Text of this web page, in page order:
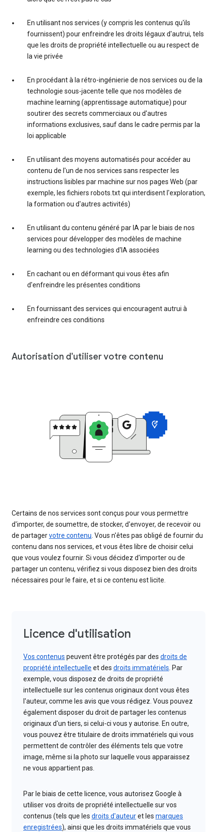
En utilisant nos services (y compris les contenus qu'ils
fournissent) pour enfreindre les droits légaux d'autrui, tels
que les droits de propriété intellectuelle ou au respect de
la vie privée
En procédant à la rétro-ingénierie de nos services ou de la
technologie sous-jacente telle que nos modèles de
machine learning (apprentissage automatique) pour
soutirer des secrets commerciaux ou d'autres
informations exclusives, sauf dans le cadre permis par la
loi applicable
En utilisant des moyens automatisés pour accéder au
contenu de l'un de nos services sans respecter les
instructions lisibles par machine sur nos pages Web (par
exemple, les fichiers robots.txt qui interdisent l'exploration,
la formation ou d'autres activités)
En utilisant du contenu généré par IA par le biais de nos
services pour développer des modèles de machine
learning ou des technologies d'IA associées
En cachant ou en déformant qui vous êtes afin
d'enfreindre les présentes conditions
En fournissant des services qui encouragent autrui à
enfreindre ces conditions
Autorisation d'utiliser votre contenu
Certains de nos services sont conçus pour vous permettre
d'importer, de soumettre, de stocker, d'envoyer, de recevoir ou
de partagervotre contenu. Vous n'êtes pas obligé de fournir du
contenu dans nos services, et vous êtes libre de choisir celui
que vous voulez fournir. Si vous décidez d'importer ou de
partager un contenu, vérifiez si vous disposez bien des droits
nécessaires pour le faire, et si ce contenu est licite.
Licence d'utilisation
Vos contenus peuvent être protégés par des droits de
propriété intellectuelle et des droits immatériels. Par
exemple, vous disposez de droits de propriété
intellectuelle sur les contenus originaux dont vous êtes
l'auteur, comme les avis que vous rédigez. Vous pouvez
également disposer du droit de partager les contenus
originaux d'un tiers, si celui-ci vous y autorise. En outre,
vous pouvez être titulaire de droits immatériels qui vous
permettent de contrôler des éléments tels que votre
image, même si la photo sur laquelle vous apparaissez
ne vous appartient pas.
Par le biais de cette licence, vous autorisez Google à
utiliser vos droits de propriété intellectuelle sur vos
contenus (tels que les droits d'auteuret les marques
enregistrées), ainsi que les droits immatériels que vous